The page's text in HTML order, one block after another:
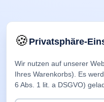
🍪Privatsphäre-
Wir nutzen auf unserer
Ihres Warenkorbs). Es
6 Abs. 1 lit. a DSGVO)